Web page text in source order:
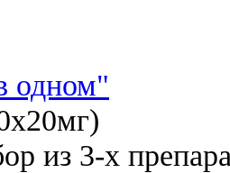
одном"
из 3-х